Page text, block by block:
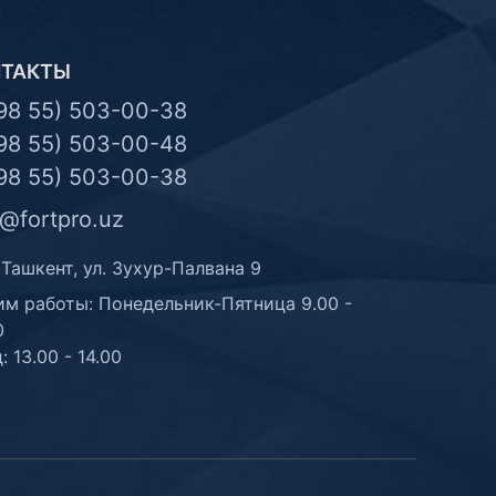
55) 503-00-38
55) 503-00-48
55) 503-00-38
ул. Зухур-Палвана 9
работы: Понедельник-Пятница 9.00 -
13.00 - 14.00